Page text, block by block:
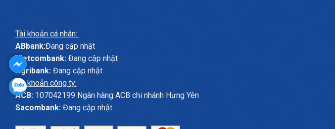
Tài khoản cá nhân:
ABbank:Đang cập nhật
Vietcombank:Đang cập nhật
Agribank:Đang cập nhật
Tài khoản công ty:
ACB:107042199 Ngân hàng ACB chi nhánh Hưng Yên
Sacombank:Đang cập nhật